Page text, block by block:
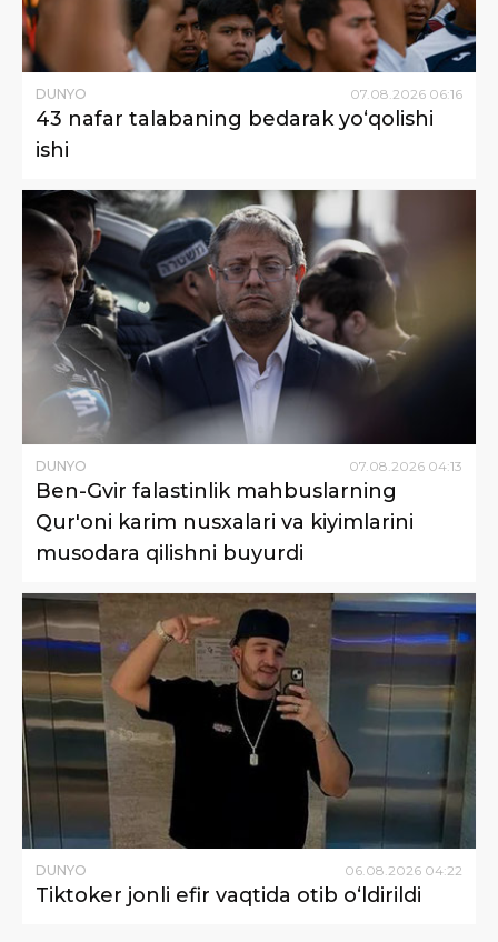
DUNYO 07 08 2026 06:16
43 nafar talabaning bedarak yo‘qolishi
ishi
DUNYO 07.08.2026 04:13
Ben-Gvir falastinlik mahbuslarning
Qur'oni karim nusxalari va kiyimlarini
musodara qilishni buyurdi
DUNYO 06 08 2026 04:22
Tiktoker jonli efir vaqtida otib o‘ldirildi